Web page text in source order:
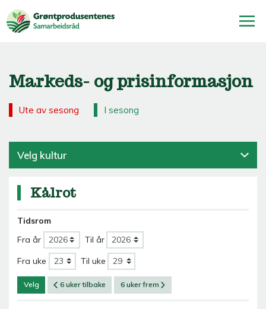
Markeds- og prisinformasjon
Ute av sesong I sesong
Velg kultur
Kålrot
Tidsrom
Fra år
Til år
Fra uke Til uke
Velg 6 uker tilbake 6 uker frem